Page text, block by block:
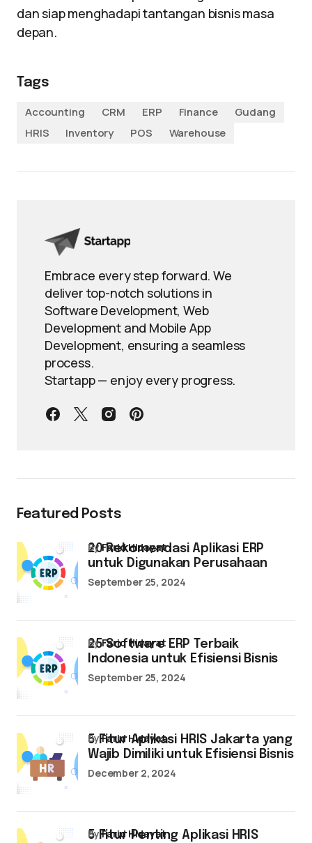
dan siap menghadapi tantangan bisnis masa
depan.
Tags
Accounting
CRM ERP Finance
Gudang
HRIS
Inventory POS Warehouse
Embrace every step forward. We
deliver top-notch solutions in
Software Development, Web
Development and Mobile App
Development, ensuring a seamless
process.
Startapp — enjoy every progress.
Featured Posts
20 Rekomendasi Aplikasi ERP
untuk Digunakan Perusahaan
byFarid Hidayat
September 25, 2024
25 Software ERP Terbaik
Indonesia untuk Efisiensi Bisnis
byFarid Hidayat
September 25, 2024
5 Fitur Aplikasi HRIS Jakarta yang
Wajib Dimiliki untuk Efisiensi Bisnis
byFarid Hidayat
December 2, 2024
5 Fitur Penting Aplikasi HRIS
byFarid Hidayat